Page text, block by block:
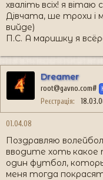
хваліть всіх! я вітаю
Дівчата, ше трохи і
вийде)
П.С. А маришку я
Dreamer
root@gavno.com#
Реєстрація
01.04.08
Поздравляю
вводите хоть какое
один футбол,
меня тогда